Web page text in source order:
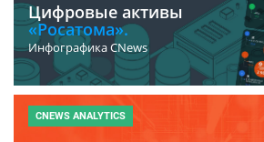
Цифровые активы
«Росатома».
Инфографика CNews
CNEWS ANALYTICS